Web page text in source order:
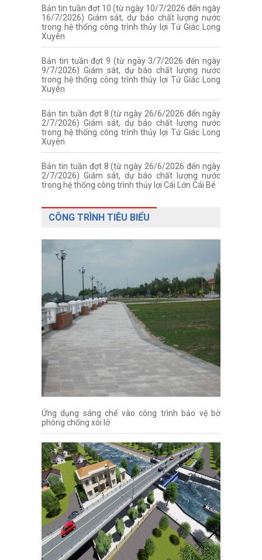
Bản tin tuần đợt 10 (từ ngày 10/7/2026 đến ngày
16/7/2026) Giám sát, dự báo chất lượng nước
trong hệ thống công trình thủy lợi Tứ Giác Long
Xuyên
Bản tin tuần đợt 9 (từ ngày 3/7/2026 đến ngày
9/7/2026) Giám sát, dự báo chất lượng nước
trong hệ thống công trình thủy lợi Tứ Giác Long
Xuyên
Bản tin tuần đợt 8 (từ ngày 26/6/2026 đến ngày
2/7/2026) Giám sát, dự báo chất lượng nước
trong hệ thống công trình thủy lợi Tứ Giác Long
Xuyên
Bản tin tuần đợt 8 (từ ngày 26/6/2026 đến ngày
2/7/2026) Giám sát, dự báo chất lượng nước
trong hệ thống công trình thủy lợi Cái Lớn Cái Bé
CÔNG TRÌNH TIÊU BIỂU
Ứng dụng sáng chế vào công trình bảo vệ bờ
phòng chống xói lở